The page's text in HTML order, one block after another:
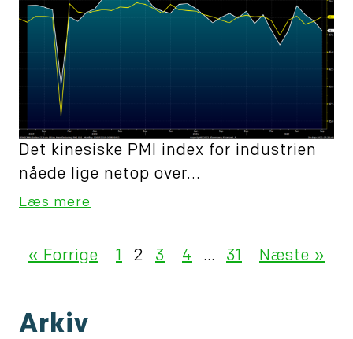
Det kinesiske PMI index for industrien
nåede lige netop over...
Læs mere
« Forrige 1 2 3 4 … 31 Næste »
Arkiv